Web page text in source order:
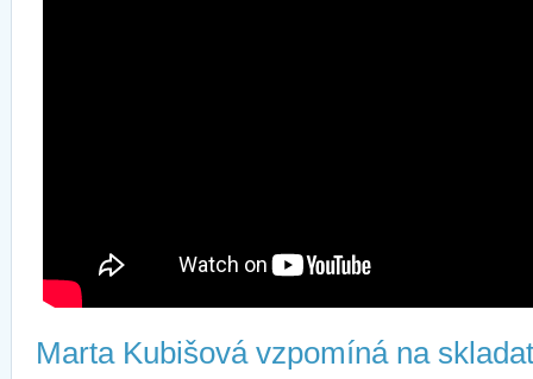
Marta Kubišová vzpomíná na